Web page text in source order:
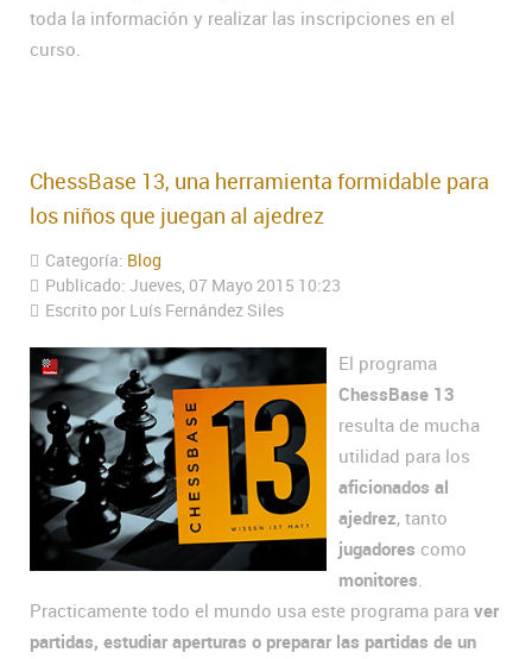
toda la información y realizar las inscripciones en el
curso.
ChessBase 13, una herramienta formidable para
los niños que juegan al ajedrez
Categoría: Blog
Publicado: Jueves, 07 Mayo 2015 10:23
Escrito por Luís Fernández Siles
El programa
ChessBase 13
resulta de mucha
utilidad para los
aficionados al
ajedrez, tanto
jugadores como
monitores.
Practicamente todo el mundo usa este programa para ver
partidas, estudiar aperturas o preparar las partidas de un